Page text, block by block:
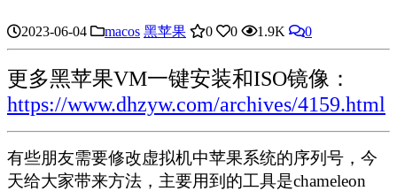
2023-06-04 macos 黑苹果 0 0 1.9K 0
更多黑苹果VM一键安装和ISO镜像：
https://www.dhzyw.com/archives/4159.html
有些朋友需要修改虚拟机中苹果系统的序列号，今
天给大家带来方法，主要用到的工具是chameleon